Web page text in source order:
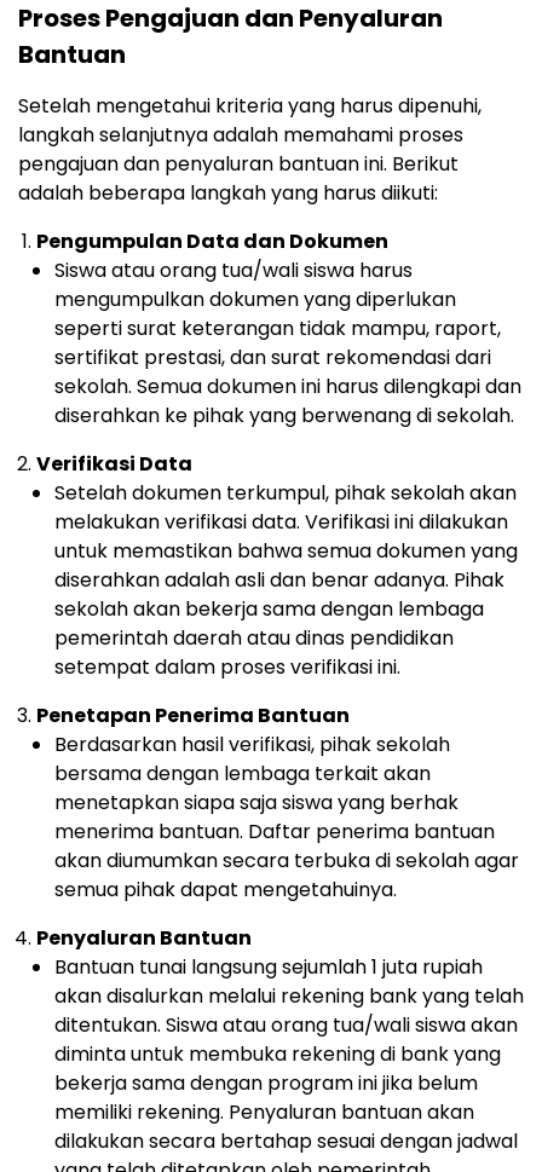
Proses Pengajuan dan Penyaluran
Bantuan
Setelah mengetahui kriteria yang harus dipenuhi,
langkah selanjutnya adalah memahami proses
pengajuan dan penyaluran bantuan ini. Berikut
adalah beberapa langkah yang harus diikuti:
Pengumpulan Data dan Dokumen
Siswa atau orang tua/wali siswa harus
mengumpulkan dokumen yang diperlukan
seperti surat keterangan tidak mampu, raport,
sertifikat prestasi, dan surat rekomendasi dari
sekolah. Semua dokumen ini harus dilengkapi dan
diserahkan ke pihak yang berwenang di sekolah.
Verifikasi Data
Setelah dokumen terkumpul, pihak sekolah akan
melakukan verifikasi data. Verifikasi ini dilakukan
untuk memastikan bahwa semua dokumen yang
diserahkan adalah asli dan benar adanya. Pihak
sekolah akan bekerja sama dengan lembaga
pemerintah daerah atau dinas pendidikan
setempat dalam proses verifikasi ini.
Penetapan Penerima Bantuan
Berdasarkan hasil verifikasi, pihak sekolah
bersama dengan lembaga terkait akan
menetapkan siapa saja siswa yang berhak
menerima bantuan. Daftar penerima bantuan
akan diumumkan secara terbuka di sekolah agar
semua pihak dapat mengetahuinya.
Penyaluran Bantuan
Bantuan tunai langsung sejumlah 1 juta rupiah
akan disalurkan melalui rekening bank yang telah
ditentukan. Siswa atau orang tua/wali siswa akan
diminta untuk membuka rekening di bank yang
bekerja sama dengan program ini jika belum
memiliki rekening. Penyaluran bantuan akan
dilakukan secara bertahap sesuai dengan jadwal